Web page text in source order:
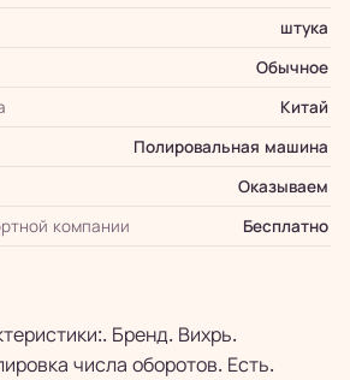
штука
Обычное
Китай
Полировальная машина
Оказываем
компании
Бесплатно
Бренд. Вихрь.
числа оборотов. Есть.